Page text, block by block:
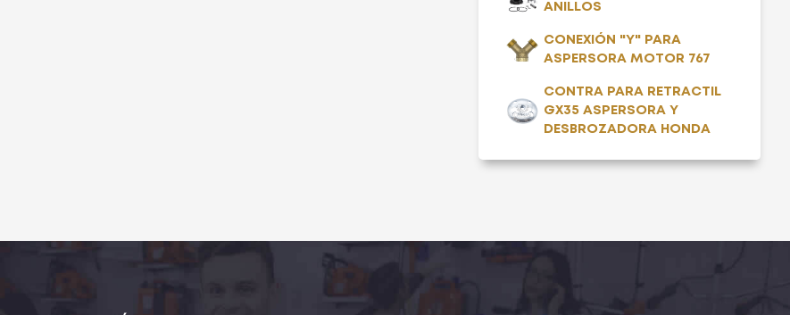
ANILLOS
CONEXIÓN "Y" PARA
ASPERSORA MOTOR 767
CONTRA PARA RETRACTIL
GX35 ASPERSORA Y
DESBROZADORA HONDA